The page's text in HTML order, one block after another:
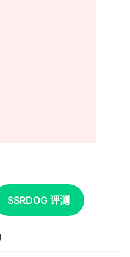
SSRDOG 评测